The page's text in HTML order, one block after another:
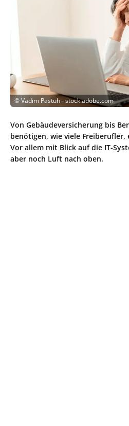
©Vadim Pastuh - stock.adobe.com
Von Gebäudeversicherung bis
benötigen, wie viele Freiberufler,
Vor allem mit Blick auf die IT-
aber noch Luft nach oben.